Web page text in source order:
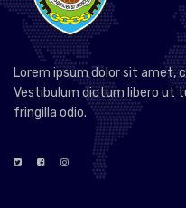
Lorem ipsum dolor sit amet,
Vestibulum dictum libero ut
fringilla odio.